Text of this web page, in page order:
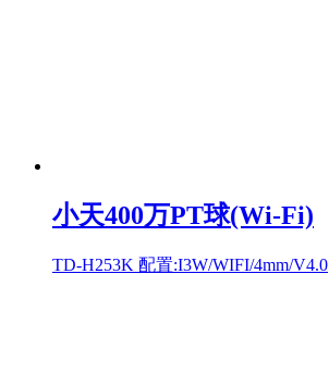
小天400万PT球(Wi-Fi)
TD-H253K 配置:I3W/WIFI/4mm/V4.0